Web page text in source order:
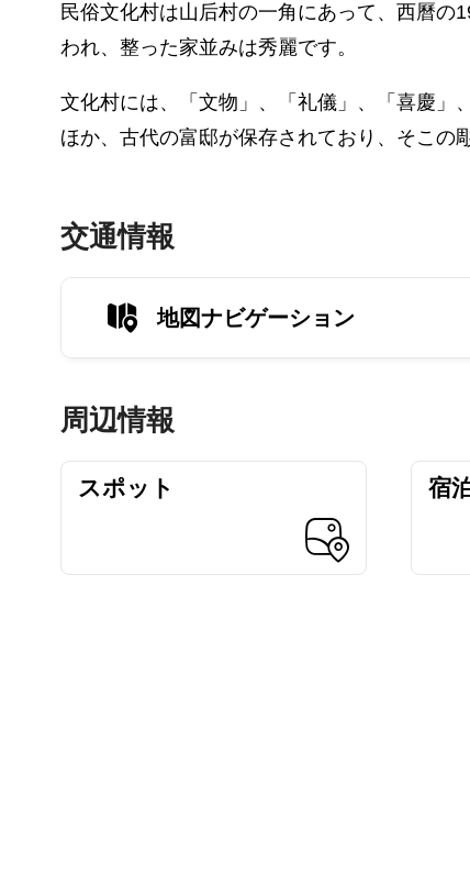
民俗文化村は山后村の一角にあって、西曆
われ、整った家並みは秀麗です。
文化村には、「文物」、「礼儀」、「喜慶」
ほか、古代の富邸が保存されており、そこの
交通情報
地図ナビゲーション
周辺情報
スポット 宿